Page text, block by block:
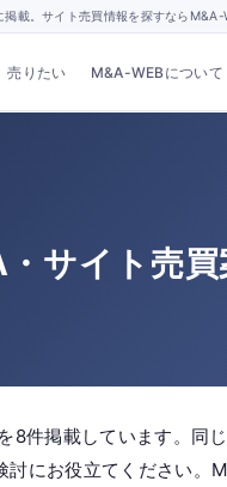
載。サイト売買情報を探すならM&A-
売りたい M&A-WEBについて
サイト売買
8件掲載しています。同
にお役立てください。